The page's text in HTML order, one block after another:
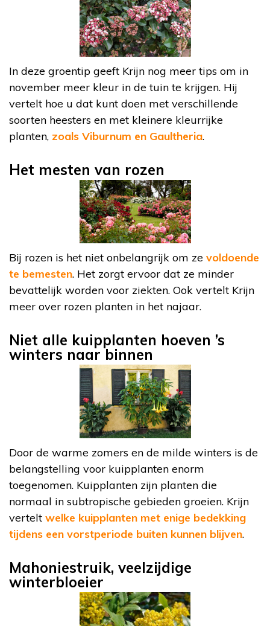
In deze groentip geeft Krijn nog meer tips om in
november meer kleur in de tuin te krijgen. Hij
vertelt hoe u dat kunt doen met verschillende
soorten heesters en met kleinere kleurrijke
planten, zoals Viburnum en Gaultheria.
Het mesten van rozen
Bij rozen is het niet onbelangrijk om ze voldoende
te bemesten. Het zorgt ervoor dat ze minder
bevattelijk worden voor ziekten. Ook vertelt Krijn
meer over rozen planten in het najaar.
Niet alle kuipplanten hoeven ’s
winters naar binnen
Door de warme zomers en de milde winters is de
belangstelling voor kuipplanten enorm
toegenomen. Kuipplanten zijn planten die
normaal in subtropische gebieden groeien. Krijn
vertelt welke kuipplanten met enige bedekking
tijdens een vorstperiode buiten kunnen blijven.
Mahoniestruik, veelzijdige
winterbloeier